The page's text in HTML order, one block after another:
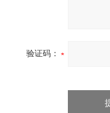
验证码：